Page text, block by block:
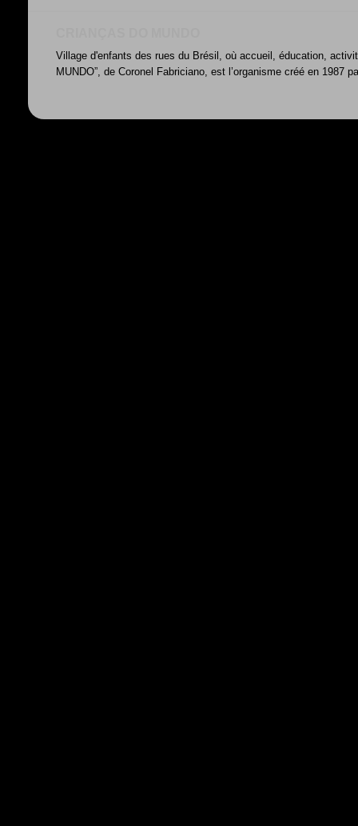
Village d'enfants des rues du Brésil, où accueil, éducation,
MUNDO”, de Coronel Fabriciano, est l’organisme créé en